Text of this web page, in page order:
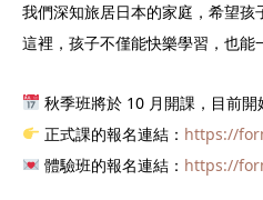
我們深知旅居日本的家庭，希望
這裡，孩子不僅能快樂學習，也能
秋季班將於 10 月開課，目前開
正式課的報名連結： https://
體驗班的報名連結： https://